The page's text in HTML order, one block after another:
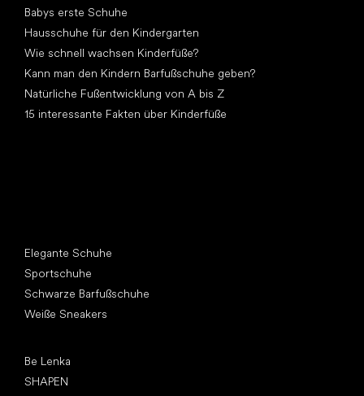
Babys erste Schuhe
Hausschuhe für den Kindergarten
Wie schnell wachsen Kinderfüße?
Kann man den Kindern Barfußschuhe geben?
Natürliche Fußentwicklung von A bis Z
15 interessante Fakten über Kinderfüße
Elegante Schuhe
Sportschuhe
Schwarze Barfußschuhe
Weiße Sneakers
Be Lenka
SHAPEN